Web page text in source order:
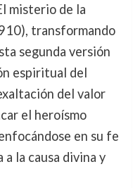
misterio de la
transformando
segunda versión
espiritual del
del valor
el heroísmo
en su fe
la causa divina y